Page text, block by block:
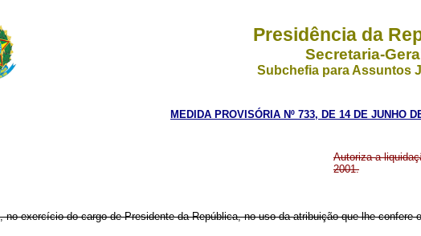
Presidência da
Secretaria-Geral
Subchefia para Assuntos
MEDIDA PROVISÓRIA Nº 733, DE 14 DE JUNHO
Autoriza a
2001.
, no exercício do cargo de Presidente da República, no uso da atribuição que lhe